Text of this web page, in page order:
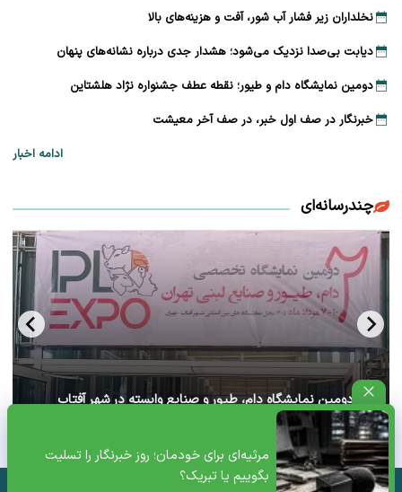
مرثیه‌ای برای خودمان؛ روز خبرنگار را تسلیت
بگوییم یا تبریک؟
نخلداران زیر فشار آب شور، آفت و هزینه‌های بالا
دیابت بی‌صدا نزدیک می‌شود؛ هشدار جدی درباره نشانه‌های پنهان
دومین نمایشگاه دام و طیور؛ نقطه عطف جشنواره نژاد هلشتاین
خبرنگار در صف اول خبر، در صف آخر معیشت
ادامه اخبار
چندرسانه‌ای
آغاز دومین نمایشگاه دام، طیور و صنایع وابسته در شهر آفتاب
تهران+ ویدئو